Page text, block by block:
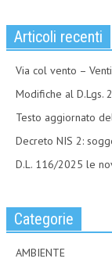
Articoli recenti
Via col vento –
Modifiche al D.Lgs.
Testo aggiornato
Decreto NIS 2:
D.L. 116/2025 le
Categorie
AMBIENTE